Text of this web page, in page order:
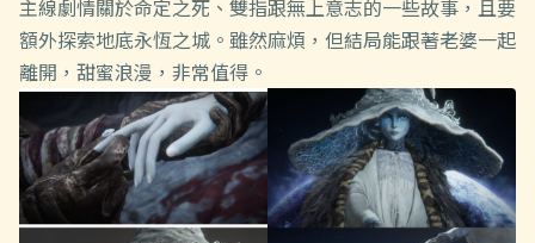
主線劇情關於命定之死、雙指跟無上意志的一些故事，且要
額外探索地底永恆之城。雖然麻煩，但結局能跟著老婆一起
離開，甜蜜浪漫，非常值得。